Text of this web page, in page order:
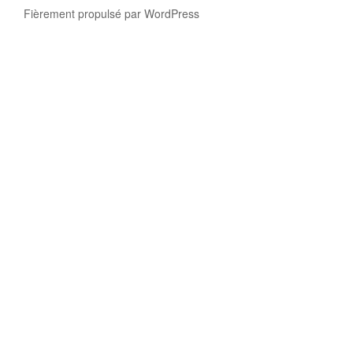
Fièrement propulsé par WordPress